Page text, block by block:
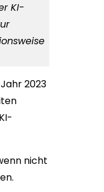
KI-
2023
nicht